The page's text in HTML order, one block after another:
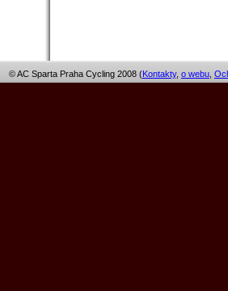
© AC Sparta Praha Cycling 2008 (Kontakty, o webu